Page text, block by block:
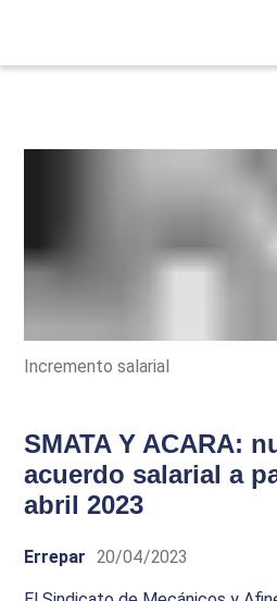
Incremento salarial
SMATA Y ACARA:
acuerdo salarial a
abril 2023
Errepar 20/04/2023